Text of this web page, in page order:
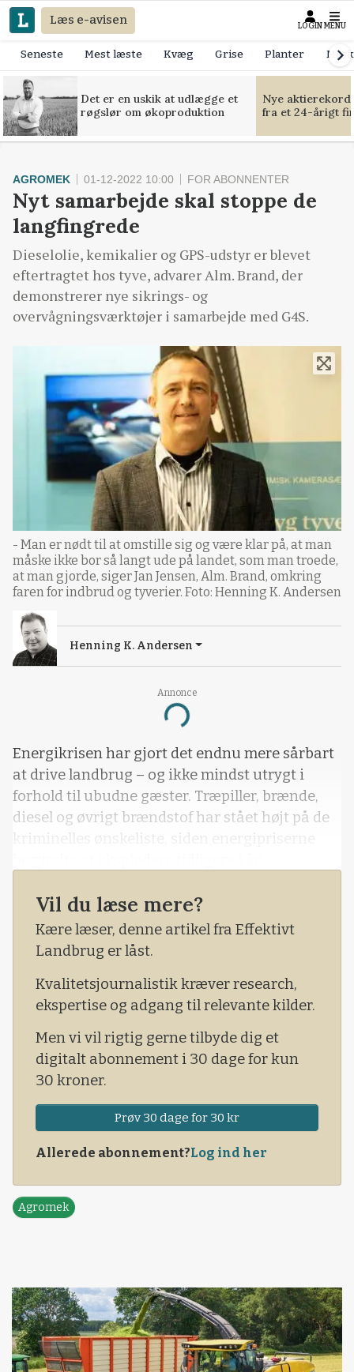
Læs e-avisen LOGIN MENU
Seneste Mest læste Kvæg Grise Planter
Det er en uskik at udlægge et
røgslør om økoproduktion
Nye
fra et 24-årigt
Annonce
Loading...
AGROMEK 01-12-2022 10:00 FOR ABONNENTER
Nyt samarbejde skal stoppe de
langfingrede
Dieselolie, kemikalier og GPS-udstyr er blevet
eftertragtet hos tyve, advarer Alm. Brand, der
demonstrerer nye sikrings- og
overvågningsværktøjer i samarbejde med G4S.
- Man er nødt til at omstille sig og være klar på, at man
måske ikke bor så langt ude på landet, som man troede,
at man gjorde, siger Jan Jensen, Alm. Brand, omkring
faren for indbrud og tyverier. Foto: Henning K. Andersen
Henning K. Andersen
Energikrisen har gjort det endnu mere sårbart
at drive landbrug – og ikke mindst utrygt i
forhold til ubudne gæster. Træpiller, brænde,
diesel og øvrigt brændstof har stået højt på de
kriminelles ønskeliste, siden energipriserne
Det mærker man på mange
landbrugsejendomme, hvor
størrelsesforholdene gør det vanskeligt at sikre
og overvåge denne type værdier.
Vil du læse mere?
Kære læser, denne artikel fra Effektivt
Landbrug er låst.
Kvalitetsjournalistik kræver research,
ekspertise og adgang til relevante kilder.
Men vi vil rigtig gerne tilbyde dig et
digitalt abonnement i 30 dage for kun
30 kroner.
Prøv 30 dage for 30 kr
Allerede abonnement?Log ind her
Agromek